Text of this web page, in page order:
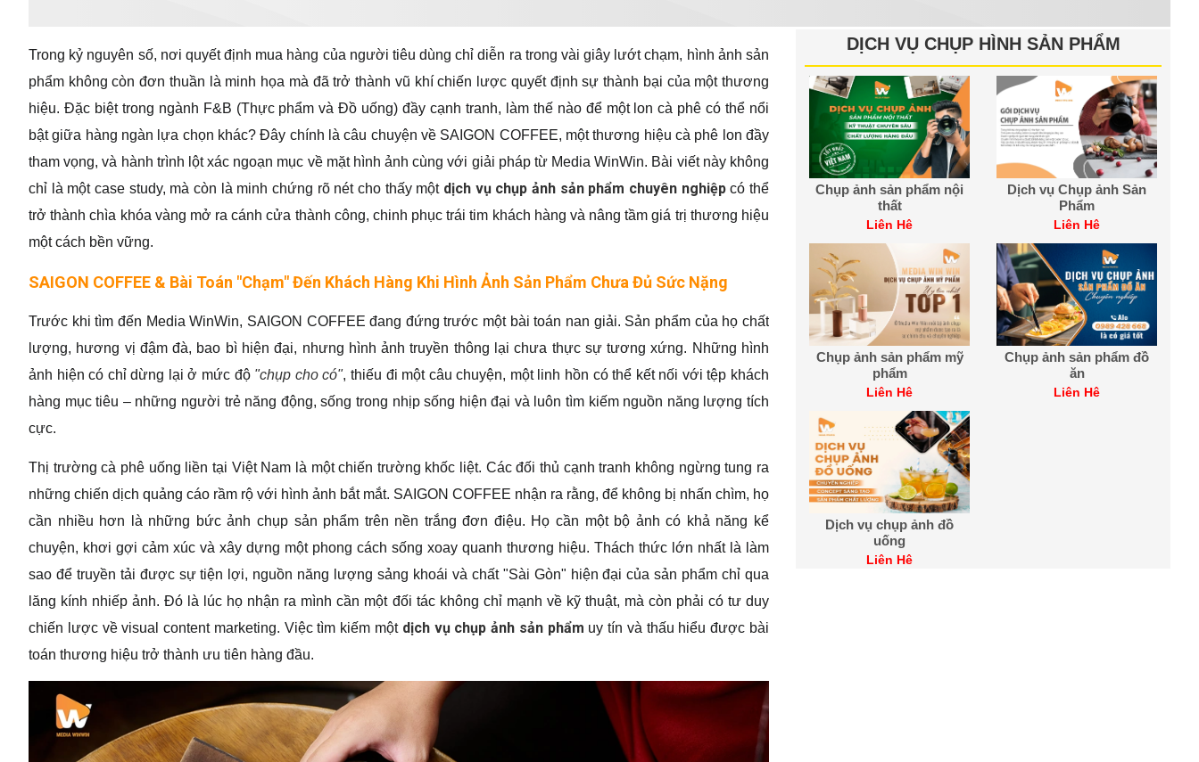
Trong kỷ nguyên số, nơi quyết định mua hàng của người tiêu dùng chỉ diễn ra trong vài giây lướt chạm, hình ảnh sản
phẩm không còn đơn thuần là minh họa mà đã trở thành vũ khí chiến lược quyết định sự thành bại của một thương
hiệu. Đặc biệt trong ngành F&B (Thực phẩm và Đồ uống) đầy cạnh tranh, làm thế nào để một lon cà phê có thể nổi
bật giữa hàng ngàn lựa chọn khác? Đây chính là câu chuyện về SAIGON COFFEE, một thương hiệu cà phê lon đầy
tham vọng, và hành trình lột xác ngoạn mục về mặt hình ảnh cùng với giải pháp từ Media WinWin. Bài viết này không
chỉ là một case study, mà còn là minh chứng rõ nét cho thấy một dịch vụ chụp ảnh sản phẩm chuyên nghiệpcó thể
trở thành chìa khóa vàng mở ra cánh cửa thành công, chinh phục trái tim khách hàng và nâng tầm giá trị thương hiệu
một cách bền vững.
SAIGON COFFEE & Bài Toán "Chạm" Đến Khách Hàng Khi Hình Ảnh Sản Phẩm Chưa Đủ Sức Nặng
Trước khi tìm đến Media WinWin, SAIGON COFFEE đang đứng trước một bài toán nan giải. Sản phẩm của họ chất
lượng, hương vị đậm đà, bao bì hiện đại, nhưng hình ảnh truyền thông lại chưa thực sự tương xứng. Những hình
ảnh hiện có chỉ dừng lại ở mức độ "chụp cho có", thiếu đi một câu chuyện, một linh hồn có thể kết nối với tệp khách
hàng mục tiêu – những người trẻ năng động, sống trong nhịp sống hiện đại và luôn tìm kiếm nguồn năng lượng tích
cực.
Thị trường cà phê uống liền tại Việt Nam là một chiến trường khốc liệt. Các đối thủ cạnh tranh không ngừng tung ra
những chiến dịch quảng cáo rầm rộ với hình ảnh bắt mắt. SAIGON COFFEE nhận ra rằng, để không bị nhấn chìm, họ
cần nhiều hơn là những bức ảnh chụp sản phẩm trên nền trắng đơn điệu. Họ cần một bộ ảnh có khả năng kể
chuyện, khơi gợi cảm xúc và xây dựng một phong cách sống xoay quanh thương hiệu. Thách thức lớn nhất là làm
sao để truyền tải được sự tiện lợi, nguồn năng lượng sảng khoái và chất "Sài Gòn" hiện đại của sản phẩm chỉ qua
lăng kính nhiếp ảnh. Đó là lúc họ nhận ra mình cần một đối tác không chỉ mạnh về kỹ thuật, mà còn phải có tư duy
chiến lược về visual content marketing. Việc tìm kiếm một dịch vụ chụp ảnh sản phẩm uy tín và thấu hiểu được bài
toán thương hiệu trở thành ưu tiên hàng đầu.
DỊCH VỤ CHỤP HÌNH SẢN PHẨM
Chụp ảnh sản phẩm nội
thất
Liên Hệ
Dịch vụ Chụp ảnh Sản
Phẩm
Liên Hệ
Chụp ảnh sản phẩm mỹ
phẩm
Liên Hệ
Chụp ảnh sản phẩm đồ
ăn
Liên Hệ
Dịch vụ chụp ảnh đồ
uống
Liên Hệ